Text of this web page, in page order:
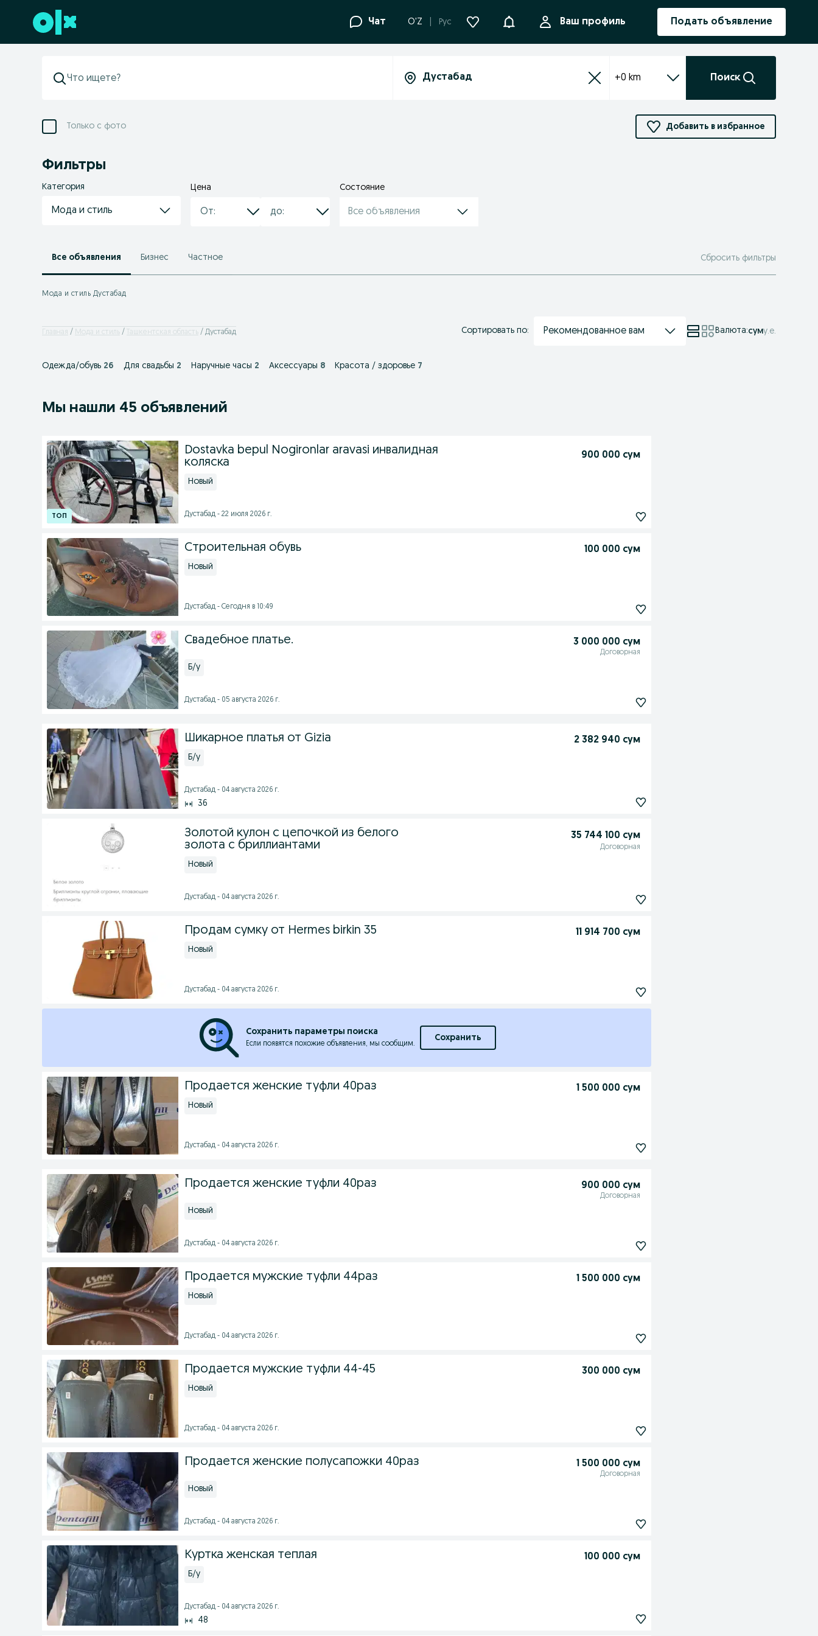
Перейти к нижнему колонтитулу Чат O'Z Рус УведомленияВаш профиль Подать объявление
+0 km Поиск
Только с фото Добавить в избранное
Фильтры
Категория
Мода и стиль
Цена Состояние
Все объявления
Все объявления Бизнес Частное Сбросить фильтры
Мода и стиль Дустабад
Главная Мода и стиль Ташкентская область Дустабад Сортировать по: Рекомендованное вам Валюта:суму.е.
Одежда/обувь 26 Для свадьбы 2 Наручные часы 2 Аксессуары 8 Красота / здоровье 7
Мы нашли 45 объявлений
Dostavka bepul Nogironlar aravasi инвалидная
коляска
900 000 сум
Новый
Дустабад - 22 июля 2026 г.
Строительная обувь 100 000 сум
Новый
Дустабад - Сегодня в 10:49
Свадебное платье. 3 000 000 сум
Договорная
Б/у
Дустабад - 05 августа 2026 г.
Шикарное платья от Gizia 2 382 940 сум
Б/у
Дустабад - 04 августа 2026 г.
36
Золотой кулон с цепочкой из белого
золота с бриллиантами
35 744 100 сум
Договорная
Новый
Дустабад - 04 августа 2026 г.
Продам сумку от Hermes birkin 35 11 914 700 сум
Новый
Дустабад - 04 августа 2026 г.
Сохранить параметры поиска
Если появятся похожие объявления, мы сообщим.
Сохранить
Продается женские туфли 40раз 1 500 000 сум
Новый
Дустабад - 04 августа 2026 г.
Продается женские туфли 40раз 900 000 сум
Договорная
Новый
Дустабад - 04 августа 2026 г.
Продается мужские туфли 44раз 1 500 000 сум
Новый
Дустабад - 04 августа 2026 г.
Продается мужские туфли 44-45 300 000 сум
Новый
Дустабад - 04 августа 2026 г.
Продается женские полусапожки 40раз 1 500 000 сум
Договорная
Новый
Дустабад - 04 августа 2026 г.
Куртка женская теплая 100 000 сум
Б/у
Дустабад - 04 августа 2026 г.
48